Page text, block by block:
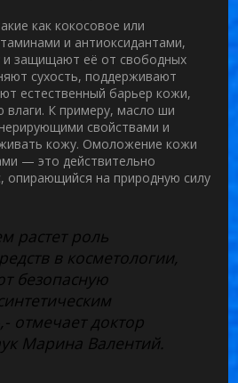
как кокосовое или
и антиоксидантами,
защищают её от свободных
сухость, поддерживают
естественный барьер кожи,
К примеру, масло ши
свойствами и
кожу. Омоложение кожи
— это действительно
опирающийся на природную силу
растет роль
в косметологии,
безопасную
отмечает доктор
Марина Валентий.